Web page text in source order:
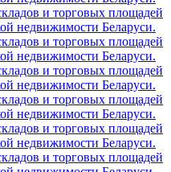
и торговых площадей
недвижимости Беларуси.
и торговых площадей
недвижимости Беларуси.
и торговых площадей
недвижимости Беларуси.
и торговых площадей
недвижимости Беларуси.
и торговых площадей
недвижимости Беларуси.
и торговых площадей